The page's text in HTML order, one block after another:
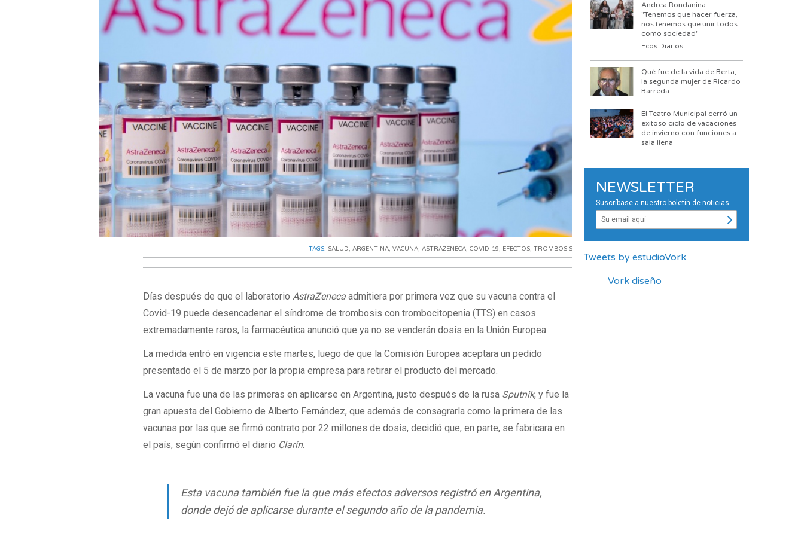
TAGS: SALUD,ARGENTINA,VACUNA,ASTRAZENECA,COVID-19, EFECTOS,TROMBOSIS
Días después de que el laboratorioAstraZenecaadmitiera por primera vez que su vacuna contra el
Covid-19 puede desencadenar el síndrome de trombosis con trombocitopenia (TTS) en casos
extremadamente raros, la farmacéutica anunció que ya no se venderán dosis en la Unión Europea.
La medida entró en vigencia este martes, luego de que la Comisión Europea aceptara un pedido
presentado el 5 de marzo por la propia empresa para retirar el producto del mercado.
La vacuna fue una de las primeras en aplicarse en Argentina, justo después de la rusa Sputnik, y fue la
gran apuesta del Gobierno de Alberto Fernández, que además de consagrarla como la primera de las
vacunas por las que se firmó contrato por 22 millones de dosis, decidió que, en parte, se fabricara en
el país, según confirmó el diario Clarín.
Esta vacuna también fue la que más efectos adversos registró en Argentina,
donde dejó de aplicarse durante el segundo año de la pandemia.
Andrea Rondanina:
"Tenemos que hacer fuerza,
nos tenemos que unir todos
como sociedad"
Ecos Diarios
Qué fue de la vida de Berta,
la segunda mujer de Ricardo
Barreda
El Teatro Municipal cerró un
exitoso ciclo de vacaciones
de invierno con funciones a
sala llena
NEWSLETTER
Suscríbase a nuestro boletín de noticias
Tweets by estudioVork
Vork diseño